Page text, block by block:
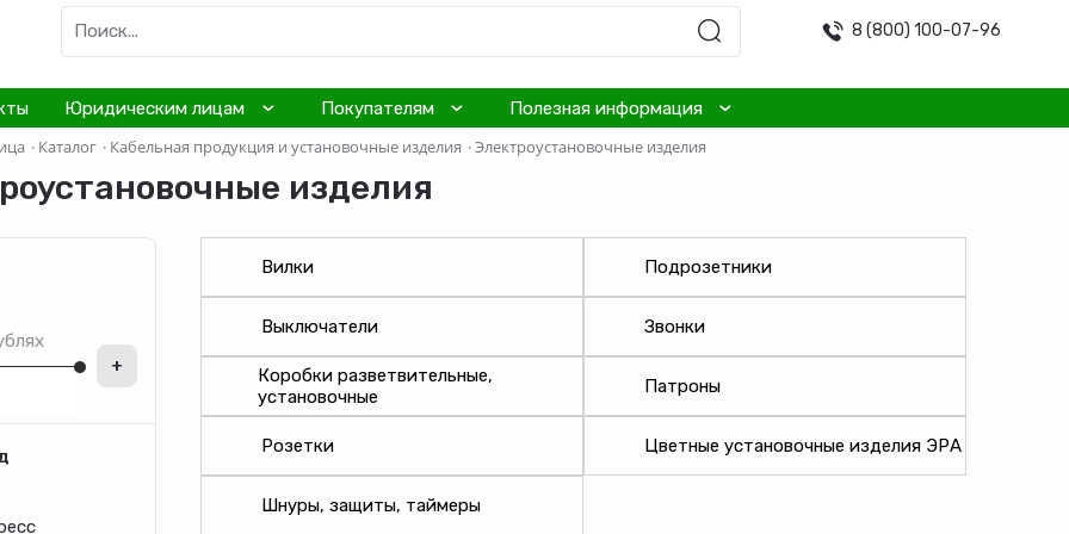
8 (800) 100-07-96
Юридическим лицам Покупателям Полезная информация
· Каталог · Кабельная продукция и установочные изделия ·Электроустановочные изделия
изделия
+
Вилки Подрозетники
Выключатели Звонки
Коробки разветвительные,
установочные
Патроны
Розетки Цветные установочные изделия ЭРА
Шнуры, защиты, таймеры